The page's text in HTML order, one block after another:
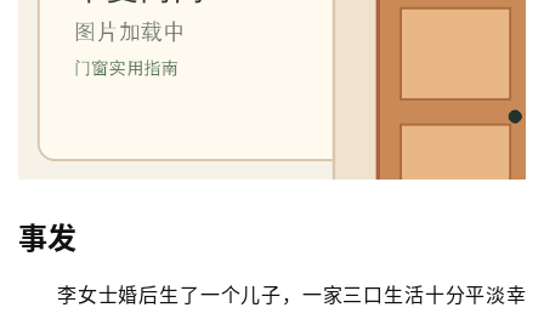
事发
李女士婚后生了一个儿子，一家三口生活十分平淡幸